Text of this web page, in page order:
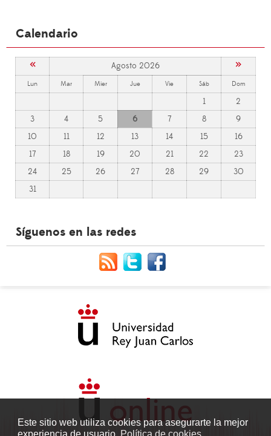
Este sitio web utiliza cookies para asegurarte la mejor
experiencia de usuario. Política de cookies
Calendario
« Agosto 2026 »
Lun Mar Mier Jue Vie Sáb Dom
1
2
3
4 5 6 7 8
9
10
11 12 13 14 15
16
17
18 19 20 21 22
23
24
25 26 27 28 29
30
31
Síguenos en las redes